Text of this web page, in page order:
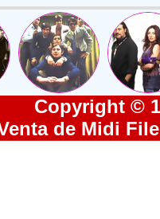
Copyright ©
de Midi